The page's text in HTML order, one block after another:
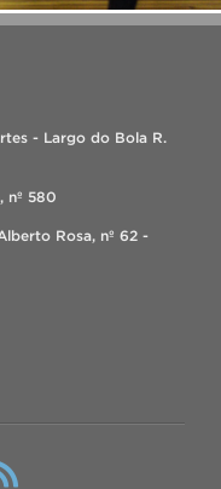
- Largo do Bola R.
nº 580
Rosa, nº 62 -